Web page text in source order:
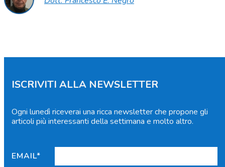
ISCRIVITI ALLA NEWSLETTER
Ogni lunedì riceverai una ricca newsletter che propone gli
articoli più interessanti della settimana e molto altro.
EMAIL*